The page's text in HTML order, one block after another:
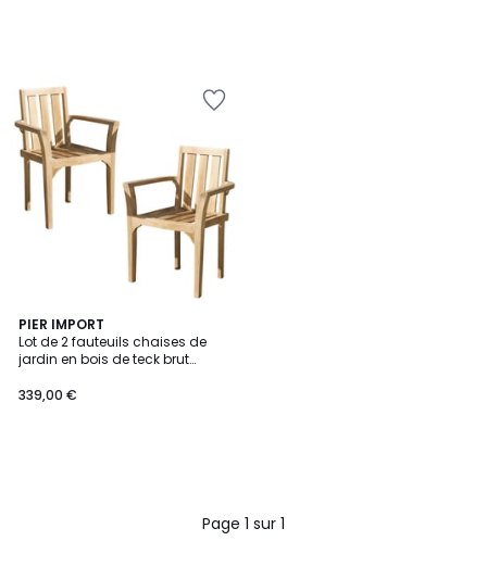
PIER IMPORT
Lot de 2 fauteuils chaises de
jardin en bois de teck brut
339,00 €
Page 1 sur 1